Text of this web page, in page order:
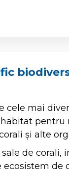
cele mai
pentru
și alte
de corali,
ecosistem de